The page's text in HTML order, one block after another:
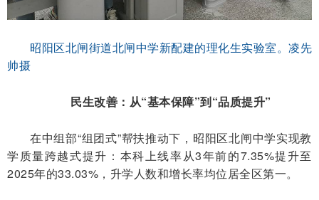
昭阳区北闸街道北闸中学新配建的理化生实验室。凌先
帅摄
民生改善：从“基本保障”到“品质提升”
在中组部“组团式”帮扶推动下，昭阳区北闸中学实现教
学质量跨越式提升：本科上线率从3年前的7.35%提升至
2025年的33.03%，升学人数和增长率均位居全区第一。